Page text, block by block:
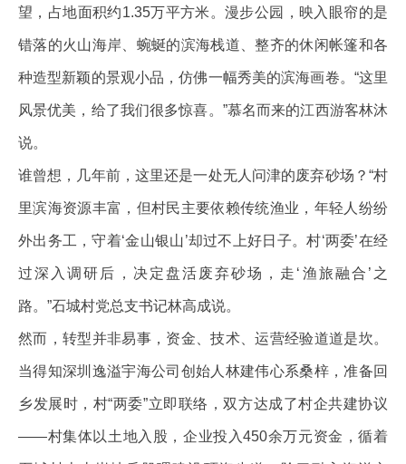
望，占地面积约1.35万平方米。漫步公园，映入眼帘的是
错落的火山海岸、蜿蜒的滨海栈道、整齐的休闲帐篷和各
种造型新颖的景观小品，仿佛一幅秀美的滨海画卷。“这里
风景优美，给了我们很多惊喜。”慕名而来的江西游客林沐
说。
谁曾想，几年前，这里还是一处无人问津的废弃砂场？“村
里滨海资源丰富，但村民主要依赖传统渔业，年轻人纷纷
外出务工，守着‘金山银山’却过不上好日子。村‘两委’在经
过深入调研后，决定盘活废弃砂场，走‘渔旅融合’之
路。”石城村党总支书记林高成说。
然而，转型并非易事，资金、技术、运营经验道道是坎。
当得知深圳逸溢宇海公司创始人林建伟心系桑梓，准备回
乡发展时，村“两委”立即联络，双方达成了村企共建协议
——村集体以土地入股，企业投入450余万元资金，循着